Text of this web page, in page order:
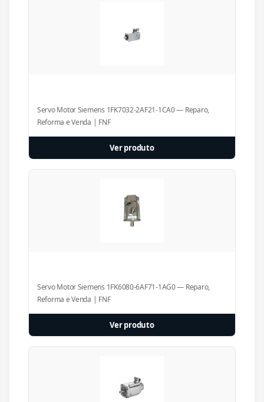
Servo Motor Siemens 1FK7032-2AF21-1CA0 — Reparo,
Reforma e Venda | FNF
Ver produto
Servo Motor Siemens 1FK6080-6AF71-1AG0 — Reparo,
Reforma e Venda | FNF
Ver produto